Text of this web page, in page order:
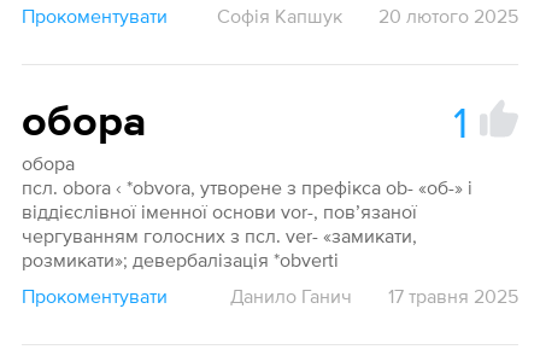
Прокоментувати Софія Капшук 20 лютого 2025
обора 1
обора
псл. obora ‹ *obvora, утворене з префікса ob- «об-» і
віддієслівної іменної основи vor-, пов’язаної
чергуванням голосних з псл. ver- «замикати,
розмикати»; девербалізація *obverti
Прокоментувати
Данило Ганич 17 травня 2025